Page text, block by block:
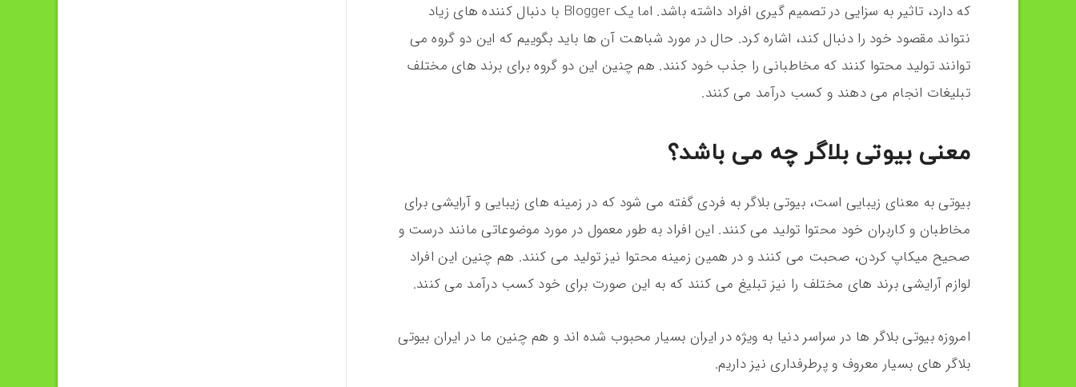
که دارد، تاثیر به سزایی در تصمیم گیری افراد داشته باشد. اما یک Blogger با دنبال کننده های زیاد
نتواند مقصود خود را دنبال کند، اشاره کرد. حال در مورد شباهت آن ها باید بگوییم که این دو گروه می
توانند تولید محتوا کنند که مخاطبانی را جذب خود کنند. هم چنین این دو گروه برای برند های مختلف
تبلیغات انجام می دهند و کسب درآمد می کنند.
معنی بیوتی بلاگر چه می باشد؟
بیوتی به معنای زیبایی است، بیوتی بلاگر به فردی گفته می شود که در زمینه های زیبایی و آرایشی برای
مخاطبان و کاربران خود محتوا تولید می کنند. این افراد به طور معمول در مورد موضوعاتی مانند درست و
صحیح میکاپ کردن، صحبت می کنند و در همین زمینه محتوا نیز تولید می کنند. هم چنین این افراد
لوازم آرایشی برند های مختلف را نیز تبلیغ می کنند که به این صورت برای خود کسب درآمد می کنند.
امروزه بیوتی بلاگر ها در سراسر دنیا به ویژه در ایران بسیار محبوب شده اند و هم چنین ما در ایران بیوتی
بلاگر های بسیار معروف و پرطرفداری نیز داریم.